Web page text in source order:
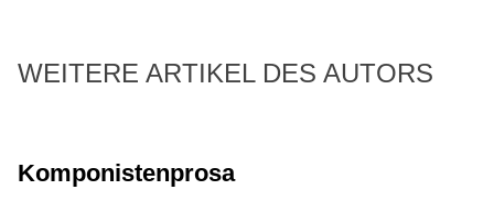
WEITERE ARTIKEL DES AUTORS
Komponistenprosa